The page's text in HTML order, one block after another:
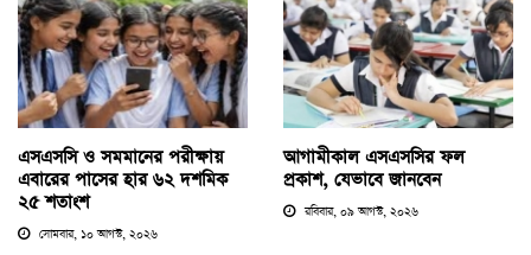
এসএসসি ও সমমানের পরীক্ষায়
এবারের পাসের হার ৬২ দশমিক
২৫ শতাংশ
সোমবার, ১০ আগস্ট, ২০২৬
আগামীকাল এসএসসির ফল
প্রকাশ, যেভাবে জানবেন
রবিবার, ০৯ আগস্ট, ২০২৬